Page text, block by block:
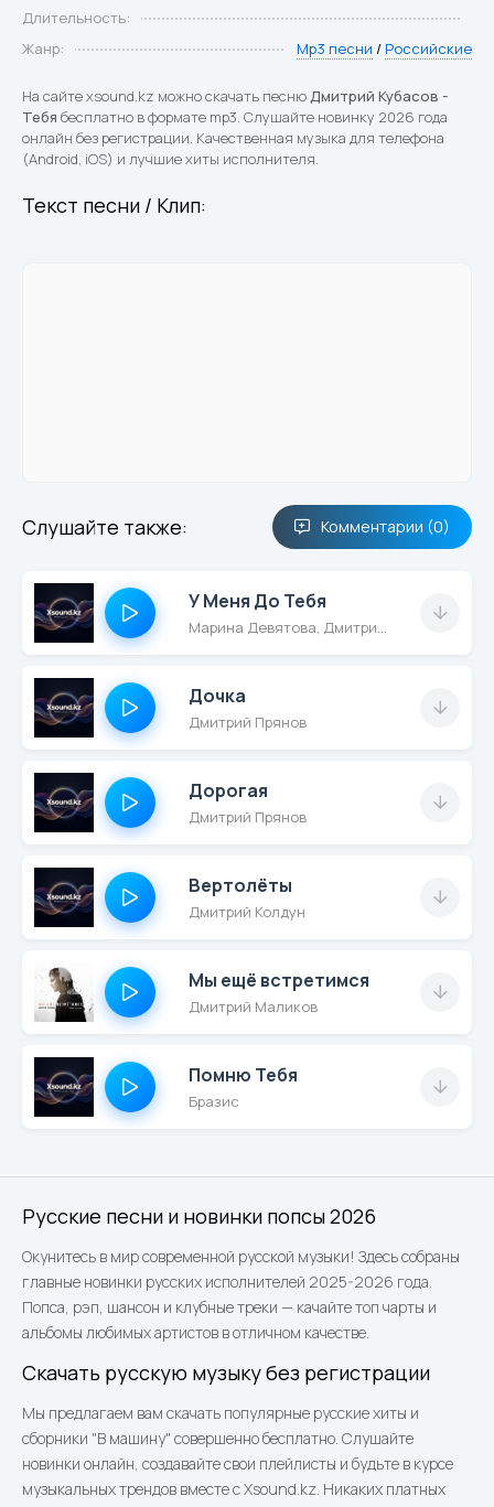
Русские песни и новинки попсы 2026
Окунитесь в мир современной русской музыки! Здесь собраны
главные новинки русских исполнителей 2025-2026 года.
Попса, рэп, шансон и клубные треки — качайте топ чарты и
альбомы любимых артистов в отличном качестве.
Скачать русскую музыку без регистрации
Мы предлагаем вам скачать популярные русские хиты и
сборники "В машину" совершенно бесплатно. Слушайте
новинки онлайн, создавайте свои плейлисты и будьте в курсе
музыкальных трендов вместе с Xsound.kz. Никаких платных
Длительность:
Жанр:
Mp3 песни / Российские
На сайте xsound.kz можно скачать песнюДмитрий Кубасов -
Тебя бесплатно в формате mp3. Слушайте новинку 2026 года
онлайн без регистрации. Качественная музыка для телефона
(Android, iOS) и лучшие хиты исполнителя.
Текст песни / Клип:
Слушайте также: Комментарии (0)
У Меня До Тебя
Марина Девятова, Дмитрий Прянов
Дочка
Дмитрий Прянов
Дорогая
Дмитрий Прянов
Вертолёты
Дмитрий Колдун
Мы ещё встретимся
Дмитрий Маликов
Помню Тебя
Бразис